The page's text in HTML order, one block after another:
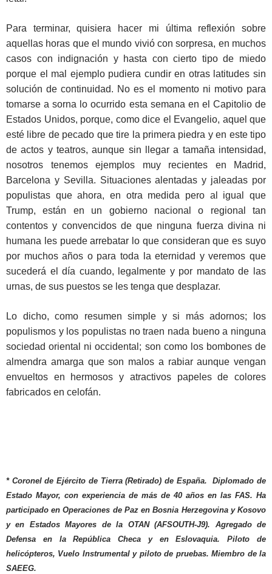
Para terminar, quisiera hacer mi última reflexión sobre
aquellas horas que el mundo vivió con sorpresa, en muchos
casos con indignación y hasta con cierto tipo de miedo
porque el mal ejemplo pudiera cundir en otras latitudes sin
solución de continuidad. No es el momento ni motivo para
tomarse a sorna lo ocurrido esta semana en el Capitolio de
Estados Unidos, porque, como dice el Evangelio, aquel que
esté libre de pecado que tire la primera piedra y en este tipo
de actos y teatros, aunque sin llegar a tamaña intensidad,
nosotros tenemos ejemplos muy recientes en Madrid,
Barcelona y Sevilla. Situaciones alentadas y jaleadas por
populistas que ahora, en otra medida pero al igual que
Trump, están en un gobierno nacional o regional tan
contentos y convencidos de que ninguna fuerza divina ni
humana les puede arrebatar lo que consideran que es suyo
por muchos años o para toda la eternidad y veremos que
sucederá el día cuando, legalmente y por mandato de las
urnas, de sus puestos se les tenga que desplazar.
Lo dicho, como resumen simple y si más adornos; los
populismos y los populistas no traen nada bueno a ninguna
sociedad oriental ni occidental; son como los bombones de
almendra amarga que son malos a rabiar aunque vengan
envueltos en hermosos y atractivos papeles de colores
fabricados en celofán.
* Coronel de Ejército de Tierra (Retirado) de España. Diplomado de
Estado Mayor, con experiencia de más de 40 años en las FAS. Ha
participado en Operaciones de Paz en Bosnia Herzegovina y Kosovo
y en Estados Mayores de la OTAN (AFSOUTH-J9).
Agregado de
Defensa en la República Checa y en Eslovaquia. Piloto de
helicópteros, Vuelo Instrumental y piloto de pruebas. Miembro de la
SAEEG.